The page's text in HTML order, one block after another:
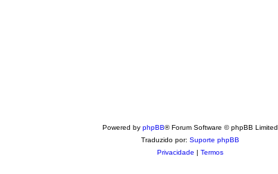
Powered by phpBB® Forum Software © phpBB Limited
Traduzido por: Suporte phpBB
Privacidade | Termos